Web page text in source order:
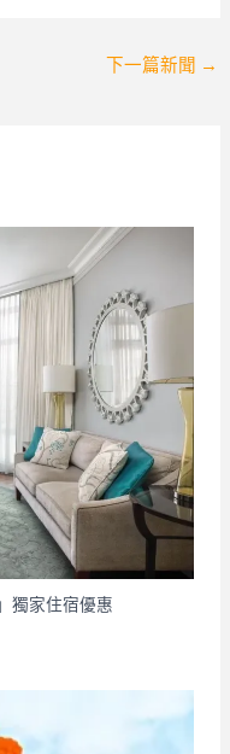
下一篇新聞 →
獨家住宿優惠